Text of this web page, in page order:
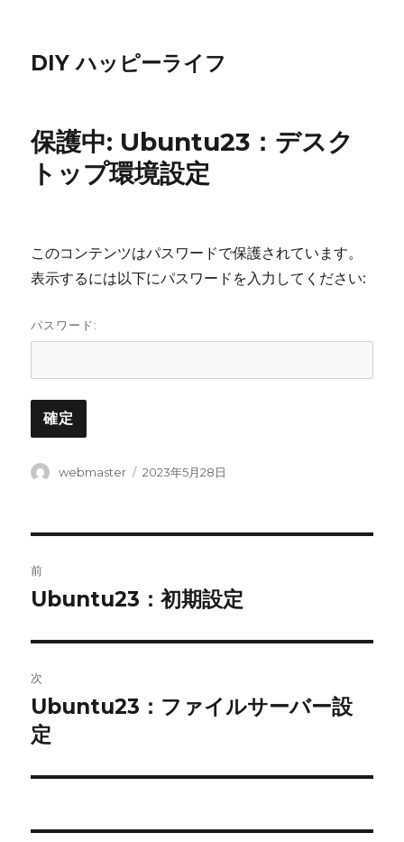
DIY ハッピーライフ
保護中: Ubuntu23：デスク
トップ環境設定
このコンテンツはパスワードで保護されています。
表示するには以下にパスワードを入力してください:
パスワード:
投
webmaster
投
2023年5月28日
稿
ビ
ゲ
ー
シ
前
前
投
稿:
Ubuntu23：初期設定
次
次
の
稿:
Ubuntu23：ファイルサーバー設
定